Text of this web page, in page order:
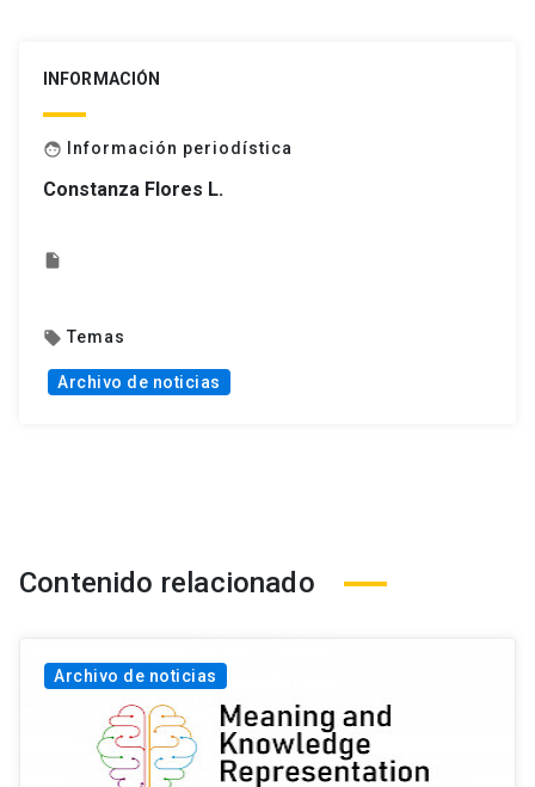
INFORMACIÓN
face Información periodística
Constanza Flores L.
insert_drive_file
local_offer Temas
Archivo de noticias
Contenido relacionado
Archivo de noticias